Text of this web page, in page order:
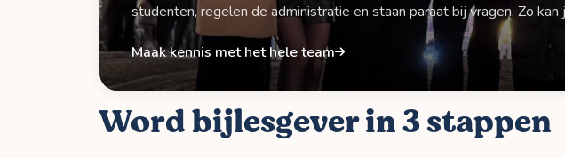
studenten, regelen de administratie en staan paraat bij vragen. Zo
Maak kennis met het hele team
Word bijlesgever in 3 stappen